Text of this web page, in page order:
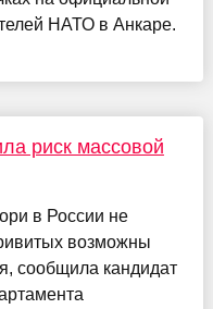
НАТО в Анкаре.
риск массовой
в России не
возможны
сообщила кандидат